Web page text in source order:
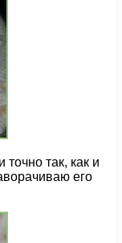
так, как и
его